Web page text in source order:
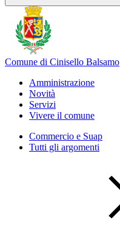
Comune di Cinisello Balsamo
Amministrazione
Novità
Servizi
Vivere il comune
Commercio e Suap
Tutti gli argomenti